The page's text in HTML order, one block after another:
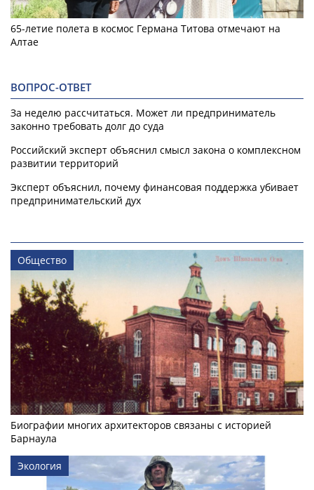
65-летие полета в космос Германа Титова отмечают на
Алтае
ВОПРОС-ОТВЕТ
За неделю рассчитаться. Может ли предприниматель
законно требовать долг до суда
Российский эксперт объяснил смысл закона о комплексном
развитии территорий
Эксперт объяснил, почему финансовая поддержка убивает
предпринимательский дух
Общество
Биографии многих архитекторов связаны с историей
Барнаула
Экология